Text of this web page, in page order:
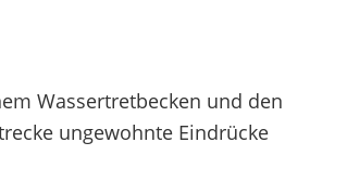
Wassertretbecken und den
ungewohnte Eindrücke